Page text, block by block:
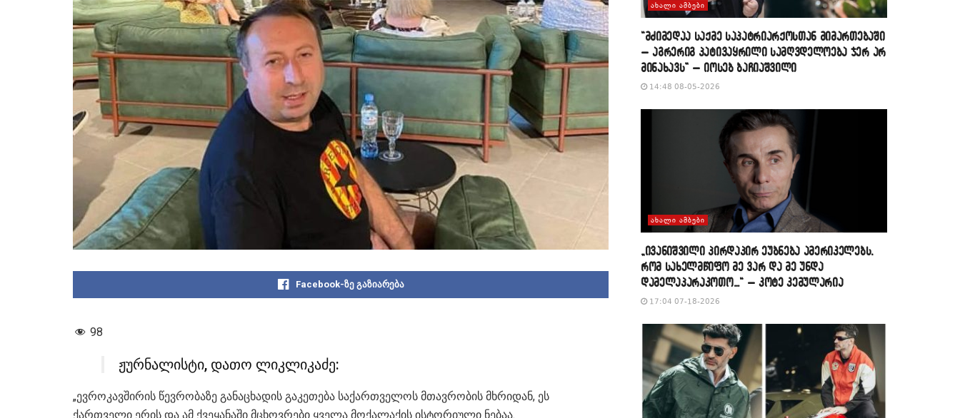
Facebook-ზე გაზიარება
98
ჟურნალისტი, დათო ლიკლიკაძე:
„ევროკავშირის წევრობაზე განაცხადის გაკეთება საქართველოს მთავრობის მხრიდან, ეს
ქართველი ერის და ამ ქვეყანაში მცხოვრები ყველა მოქალაქის ისტორიული ნებაა.
ᲐᲮᲐᲚᲘ ᲐᲛᲑᲔᲑᲘ
“მძიმედაა საქმე საპატრიარქოსთან მიმართებაში
– აგრერიგ პატივაყრილი სამღვდელოება ჯერ არ
მინახავს” – იოსებ ბაჩიაშვილი
14:48 08-05-2026
ᲐᲮᲐᲚᲘ ᲐᲛᲑᲔᲑᲘ
„ივანიშვილი პირდაპირ ეუბნება ამერიკელებს,
რომ სახელმწიფო მე ვარ და მე უნდა
დამელაპარაკოთო…“ – კოტე კემულარია
17:04 07-18-2026